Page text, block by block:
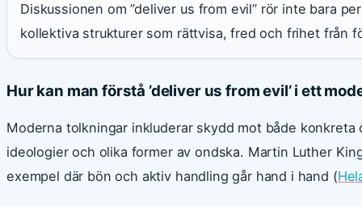
Diskussionen om ”deliver us from evil” rör inte bara
kollektiva strukturer som rättvisa, fred och frihet från
Hur kan man förstå ’deliver us from evil’ i ett
Moderna tolkningar inkluderar skydd mot både
ideologier och olika former av ondska. Martin Luther
exempel där bön och aktiv handling går hand i hand (